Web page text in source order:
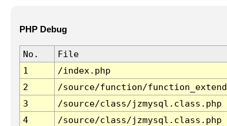
PHP Debug
No. File
1
/index.php
2
/source/function/
3
/source/class/jzmysql.class.php
4
/source/class/jzmysql.class.php